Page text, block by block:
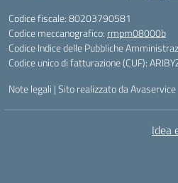
Codice fiscale: 80203790581
Codice meccanografico: rmpm08000b
Codice Indice delle Pubbliche
Codice unico di fatturazione (CUF):
Note legali |Sito realizzato da Avaservice
Idea